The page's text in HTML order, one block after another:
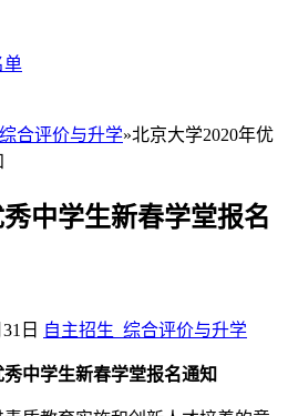
单
合评价与升学»北京大学2020年优
中学生新春学堂报名
日 自主招生_综合评价与升学
中学生新春学堂报名通知